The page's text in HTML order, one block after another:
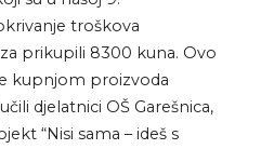
troškova
prikupili 8300 kuna. Ovo
kupnjom proizvoda
djelatnici OŠ Garešnica,
“Nisi sama – ideš s